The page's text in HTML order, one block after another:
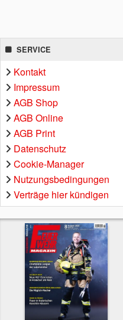
SERVICE
Kontakt
Impressum
AGB Shop
AGB Online
AGB Print
Datenschutz
Cookie-Manager
Nutzungsbedingungen
Verträge hier kündigen